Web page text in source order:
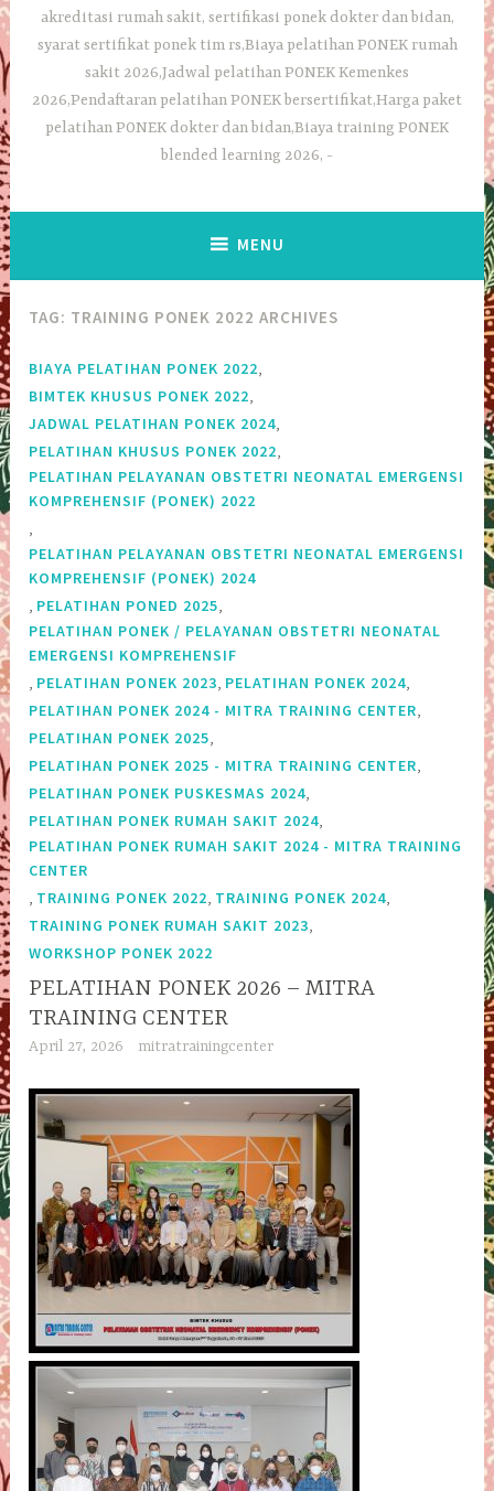
akreditasi rumah sakit, sertifikasi ponek dokter dan bidan,
syarat sertifikat ponek tim rs,Biaya pelatihan PONEK rumah
sakit 2026,Jadwal pelatihan PONEK Kemenkes
2026,Pendaftaran pelatihan PONEK bersertifikat,Harga paket
pelatihan PONEK dokter dan bidan,Biaya training PONEK
blended learning 2026,
MENU
TAG: TRAINING PONEK 2022 ARCHIVES
BIAYA PELATIHAN PONEK 2022,
BIMTEK KHUSUS PONEK 2022,
JADWAL PELATIHAN PONEK 2024,
PELATIHAN KHUSUS PONEK 2022,
PELATIHAN PELAYANAN OBSTETRI NEONATAL EMERGENSI
KOMPREHENSIF (PONEK) 2022
,
PELATIHAN PELAYANAN OBSTETRI NEONATAL EMERGENSI
KOMPREHENSIF (PONEK) 2024
, PELATIHAN PONED 2025,
PELATIHAN PONEK / PELAYANAN OBSTETRI NEONATAL
EMERGENSI KOMPREHENSIF
, PELATIHAN PONEK 2023, PELATIHAN PONEK 2024,
PELATIHAN PONEK 2024 - MITRA TRAINING CENTER,
PELATIHAN PONEK 2025,
PELATIHAN PONEK 2025 - MITRA TRAINING CENTER,
PELATIHAN PONEK PUSKESMAS 2024,
PELATIHAN PONEK RUMAH SAKIT 2024,
PELATIHAN PONEK RUMAH SAKIT 2024 - MITRA TRAINING
CENTER
, TRAINING PONEK 2022, TRAINING PONEK 2024,
TRAINING PONEK RUMAH SAKIT 2023,
WORKSHOP PONEK 2022
PELATIHAN PONEK 2026 – MITRA
TRAINING CENTER
April 27, 2026 mitratrainingcenter